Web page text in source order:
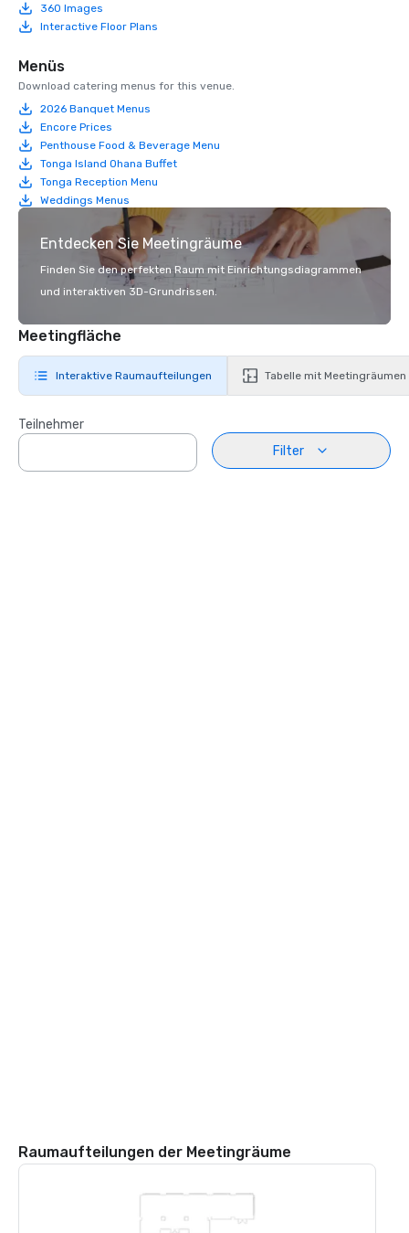
360 Images
Interactive Floor Plans
Menüs
Download catering menus for this venue.
2026 Banquet Menus
Encore Prices
Penthouse Food & Beverage Menu
Tonga Island Ohana Buffet
Tonga Reception Menu
Weddings Menus
Entdecken Sie Meetingräume
Finden Sie den perfekten Raum mit Einrichtungsdiagrammen
und interaktiven 3D-Grundrissen.
Meetingfläche
Interaktive Raumaufteilungen Tabelle mit Meetingräumen
Teilnehmer
Filter
Raumaufteilungen der Meetingräume